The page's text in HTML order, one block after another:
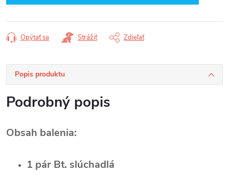
Opýtať sa Strážiť Zdieľať
Popis produktu
Podrobný popis
Obsah balenia:
1 pár Bt. slúchadlá